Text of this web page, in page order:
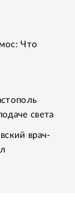
Что
света
врач-